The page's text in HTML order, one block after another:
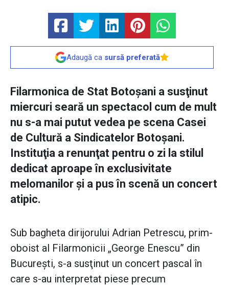
Adaugă ca sursă preferată
Filarmonica de Stat Botoşani a susţinut
miercuri seară un spectacol cum de mult
nu s-a mai putut vedea pe scena Casei
de Cultură a Sindicatelor Botoşani.
Instituţia a renunţat pentru o zi la stilul
dedicat aproape în exclusivitate
melomanilor şi a pus în scenă un concert
atipic.
Sub bagheta dirijorului Adrian Petrescu, prim-
oboist al Filarmonicii „George Enescu” din
Bucureşti, s-a susţinut un concert pascal în
care s-au interpretat piese precum